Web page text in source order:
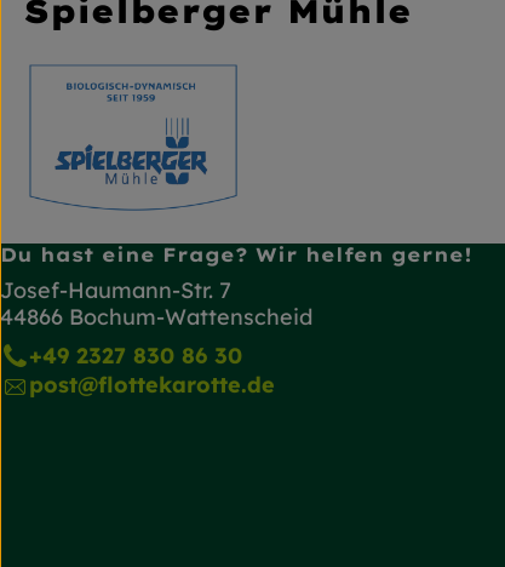
Spielberger Mühle
Du hast eine Frage? Wir helfen gerne!
Josef-Haumann-Str. 7
44866 Bochum-Wattenscheid
+49 2327 830 86 30
post@flottekarotte.de